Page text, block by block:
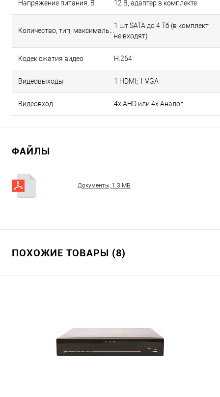
Напряжение питания, В 12 В, адаптер в комплекте
1 шт SATA до 4 Тб (в комплект
не входят)
Кодек сжатия видео H.264
Видеовыходы 1 HDMI; 1 VGA
Видеовход 4x AHD или 4х Аналог
ФАЙЛЫ
Документы, 1.3 МБ
ПОХОЖИЕ ТОВАРЫ (8)